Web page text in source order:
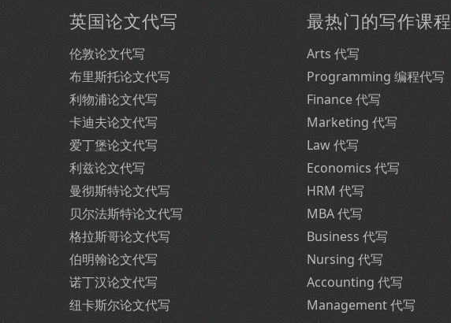
英国论文代写
伦敦论文代写
布里斯托论文代写
利物浦论文代写
卡迪夫论文代写
爱丁堡论文代写
利兹论文代写
曼彻斯特论文代写
贝尔法斯特论文代写
格拉斯哥论文代写
伯明翰论文代写
诺丁汉论文代写
纽卡斯尔论文代写
最热门的写作课程
Arts 代写
Programming 编程代写
Finance 代写
Marketing 代写
Law 代写
Economics 代写
HRM 代写
MBA 代写
Business 代写
Nursing 代写
Accounting 代写
Management 代写